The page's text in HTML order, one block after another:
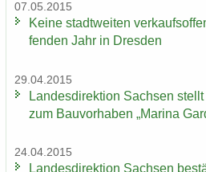
07.05.2015
Keine stadt­wei­ten
fen­den Jahr in Dres­den
29.04.2015
Lan­des­di­rek­ti­on Sach­sen
zum Bau­vor­ha­ben „Ma­ri­na
24.04.2015
Lan­des­di­rek­ti­on Sach­sen